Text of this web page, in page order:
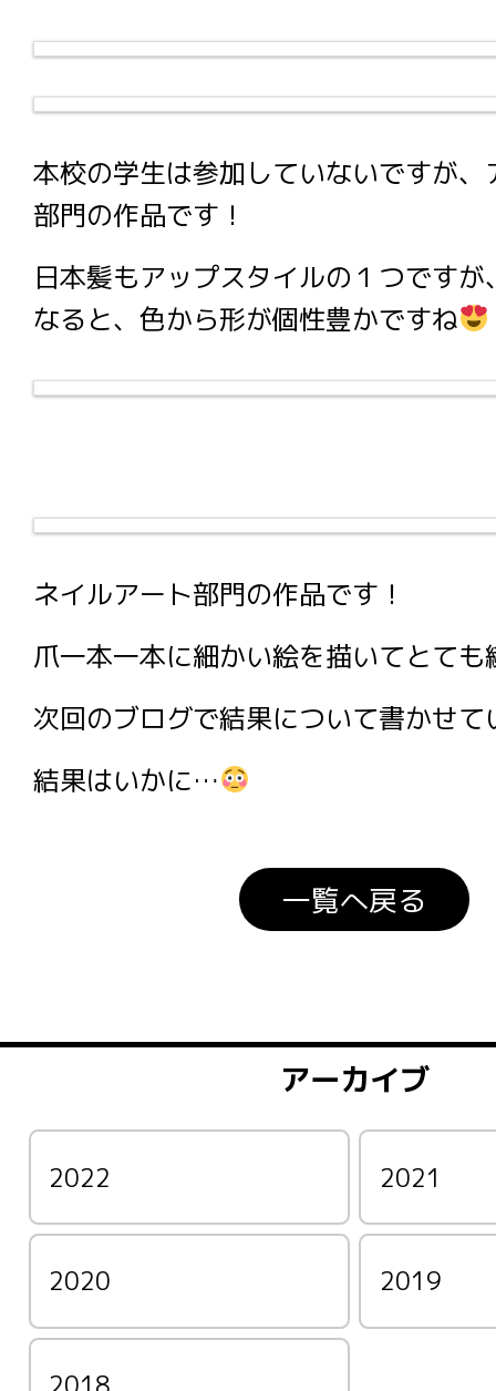
本校の学生は参加していないですが、
部門の作品です！
日本髪もアップスタイルの１つです
なると、色から形が個性豊かですね
ネイルアート部門の作品です！
爪一本一本に細かい絵を描いてとても
次回のブログで結果について書かせて
結果はいかに…
一覧へ戻る
アーカイブ
2022 2021
2020 2019